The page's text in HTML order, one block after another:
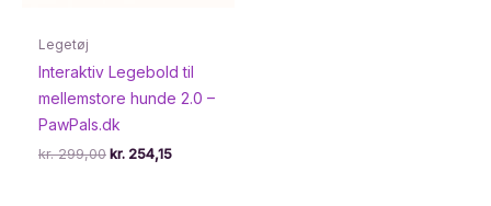
Legetøj
Interaktiv Legebold til
mellemstore hunde 2.0 –
PawPals.dk
kr.299,00 Den
kr. 254,15Den